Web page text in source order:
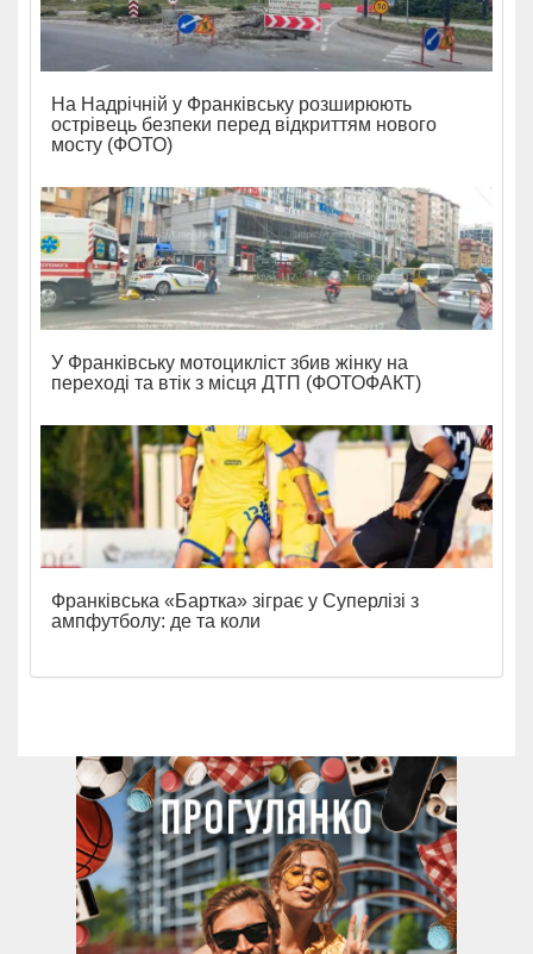
На Надрічній у Франківську розширюють
острівець безпеки перед відкриттям нового
мосту (ФОТО)
У Франківську мотоцикліст збив жінку на
переході та втік з місця ДТП (ФОТОФАКТ)
Франківська «Бартка» зіграє у Суперлізі з
ампфутболу: де та коли